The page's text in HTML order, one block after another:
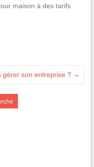
maison à des tarifs
gérer son entreprise ? →